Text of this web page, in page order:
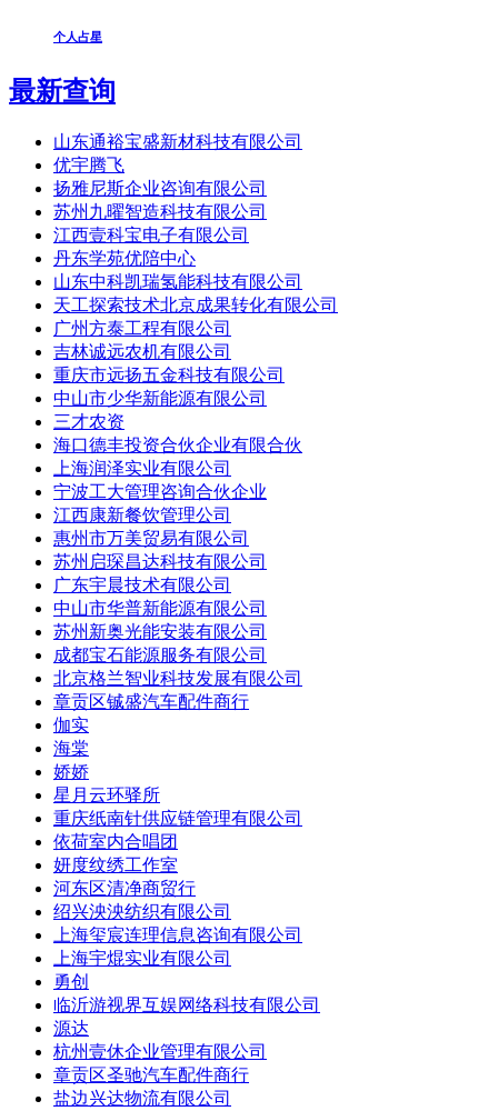
个人占星
最新查询
山东通裕宝盛新材科技有限公司
优宇腾飞
扬雅尼斯企业咨询有限公司
苏州九曜智造科技有限公司
江西壹科宝电子有限公司
丹东学苑优陪中心
山东中科凯瑞氢能科技有限公司
天工探索技术北京成果转化有限公司
广州方泰工程有限公司
吉林诚远农机有限公司
重庆市远扬五金科技有限公司
中山市少华新能源有限公司
三才农资
海口德丰投资合伙企业有限合伙
上海润泽实业有限公司
宁波工大管理咨询合伙企业
江西康新餐饮管理公司
惠州市万美贸易有限公司
苏州启琛昌达科技有限公司
广东宇晨技术有限公司
中山市华普新能源有限公司
苏州新奥光能安装有限公司
成都宝石能源服务有限公司
北京格兰智业科技发展有限公司
章贡区铖盛汽车配件商行
伽实
海棠
娇娇
星月云环驿所
重庆纸南针供应链管理有限公司
依荷室内合唱团
妍度纹绣工作室
河东区清净商贸行
绍兴泱泱纺织有限公司
上海玺宸连理信息咨询有限公司
上海宇焜实业有限公司
勇创
临沂游视界互娱网络科技有限公司
源达
杭州壹休企业管理有限公司
章贡区圣驰汽车配件商行
盐边兴达物流有限公司